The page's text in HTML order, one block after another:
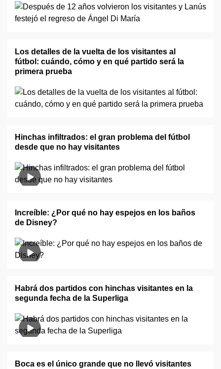
Los detalles de la vuelta de los visitantes al
fútbol: cuándo, cómo y en qué partido será la
primera prueba
Hinchas infiltrados: el gran problema del fútbol
desde que no hay visitantes
Increíble: ¿Por qué no hay espejos en los baños
de Disney?
Habrá dos partidos con hinchas visitantes en la
segunda fecha de la Superliga
Boca es el único grande que no llevó visitantes